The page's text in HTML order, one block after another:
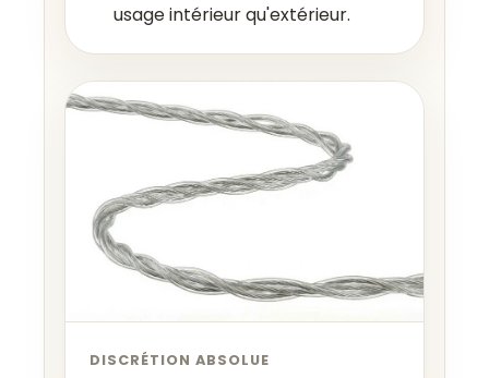
usage intérieur qu'extérieur.
DISCRÉTION ABSOLUE